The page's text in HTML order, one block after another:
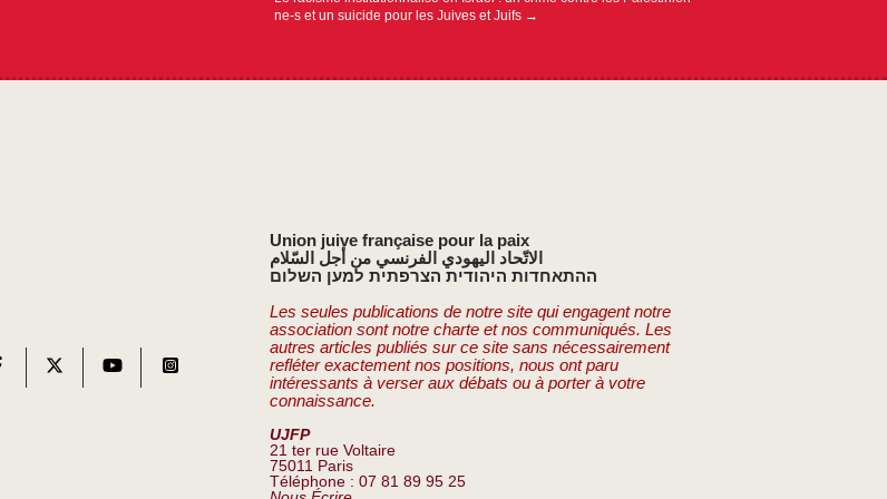
ne-s et un suicide pour les Juives et Juifs →
Union juive française pour la paix
الاتّحاد اليهودي الفرنسي من أجل السّلام
ההתאחדות היהודית הצרפתית למען השלום
Les seules publications de notre site qui engagent notre
association sont notre charte et nos communiqués. Les
autres articles publiés sur ce site sans nécessairement
refléter exactement nos positions, nous ont paru
intéressants à verser aux débats ou à porter à votre
connaissance.
UJFP
21 ter rue Voltaire
75011 Paris
Téléphone : 07 81 89 95 25